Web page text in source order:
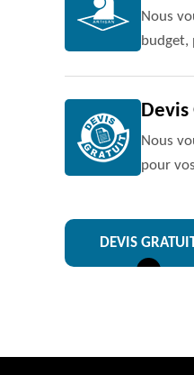
Nous
budget,
Nous
pour
DEVIS